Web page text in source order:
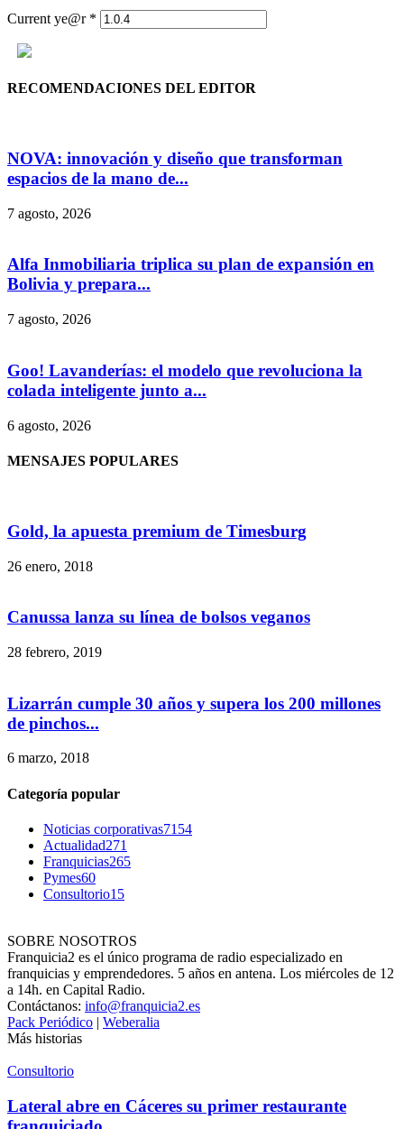
Current ye@r *
RECOMENDACIONES DEL EDITOR
NOVA: innovación y diseño que transforman
espacios de la mano de...
7 agosto, 2026
Alfa Inmobiliaria triplica su plan de expansión en
Bolivia y prepara...
7 agosto, 2026
Goo! Lavanderías: el modelo que revoluciona la
colada inteligente junto a...
6 agosto, 2026
MENSAJES POPULARES
Gold, la apuesta premium de Timesburg
26 enero, 2018
Canussa lanza su línea de bolsos veganos
28 febrero, 2019
Lizarrán cumple 30 años y supera los 200 millones
de pinchos...
6 marzo, 2018
Categoría popular
Noticias corporativas7154
Actualidad271
Franquicias265
Pymes60
Consultorio15
SOBRE NOSOTROS
Franquicia2 es el único programa de radio especializado en
franquicias y emprendedores. 5 años en antena. Los miércoles de 12
a 14h. en Capital Radio.
Contáctanos: info@franquicia2.es
Pack Periódico | Weberalia
Más historias
Consultorio
Lateral abre en Cáceres su primer restaurante